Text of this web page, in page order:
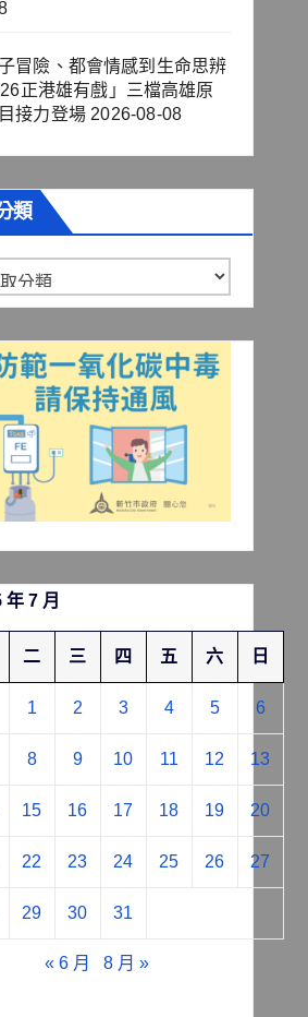
冒險、都會情感到生命思辨
正港雄有戲」三檔高雄原
接力登場 2026-08-08
類
年 7 月
二 三 四 五 六 日
1 2 3 4 5 6
8 9 10 11 12 13
15 16 17 18 19 20
22 23 24 25 26 27
29 30 31
« 6 月 8 月 »